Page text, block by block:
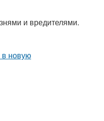
и вредителями.